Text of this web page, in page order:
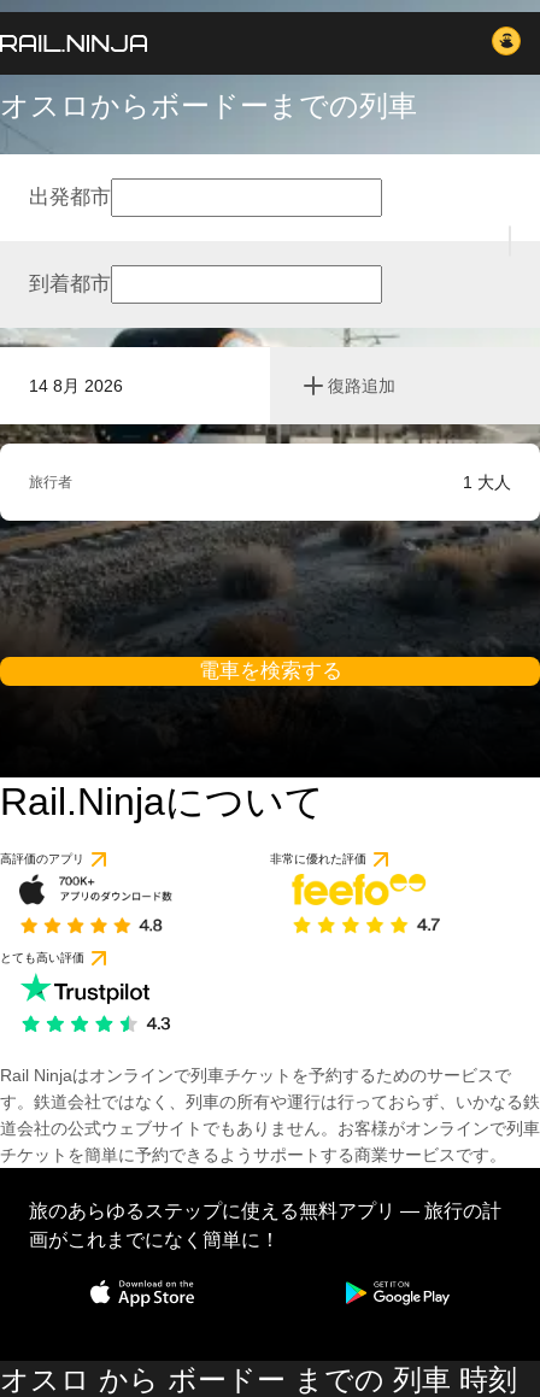
オスロからボードーまでの列車
14 8月 2026 復路追加
出発都市
到着都市
旅行者 1 大人
電車を検索する
Rail.Ninjaについて
高評価のアプリ 非常に優れた評価
とても高い評価
Rail Ninjaはオンラインで列車チケットを予約するためのサービスで
す。鉄道会社ではなく、列車の所有や運行は行っておらず、いかなる鉄
道会社の公式ウェブサイトでもありません。お客様がオンラインで列車
チケットを簡単に予約できるようサポートする商業サービスです。
旅のあらゆるステップに使える無料アプリ — 旅行の計
画がこれまでになく簡単に！
オスロ から ボードー までの 列車 時刻